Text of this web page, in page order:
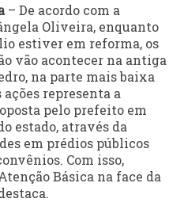
– De acordo com a
Oliveira, enquanto
estiver em reforma, os
vão acontecer na antiga
na parte mais baixa
ações representa a
pelo prefeito em
estado, através da
em prédios públicos
Com isso,
Básica na face da